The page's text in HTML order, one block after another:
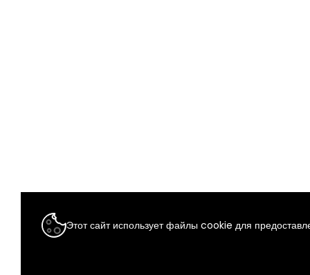
Этот сайт использует файлы cookie для